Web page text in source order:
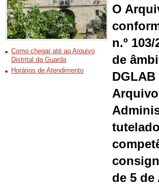
Como chegar até ao Arquivo
Distrital da Guarda
Horários de Atendimento
O
n.º
de
de 5